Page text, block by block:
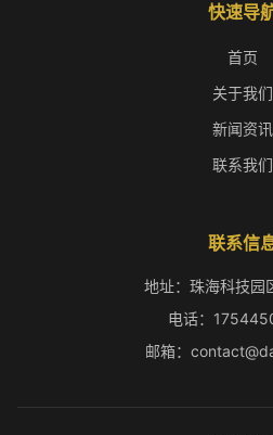
快速导
首页
关于我们
新闻资讯
联系我们
联系信
地址：珠海科技园
电话：
邮箱：